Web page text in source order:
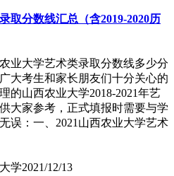
取分数线汇总（含2019-2020历
业大学艺术类录取分数线多少分
大考生和家长朋友们十分关心的
的山西农业大学2018-2021年艺
大家参考，正式填报时需要与学
误：一、2021山西农业大学艺术
学2021/12/13